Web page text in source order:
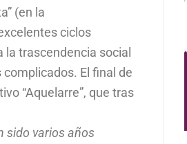
(en la
ciclos
la trascendencia social
El final de
“Aquelarre”, que tras
sido varios años